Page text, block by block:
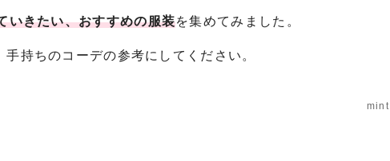
いきたい、おすすめの服装を集めてみました。
持ちのコーデの参考にしてください。
mint